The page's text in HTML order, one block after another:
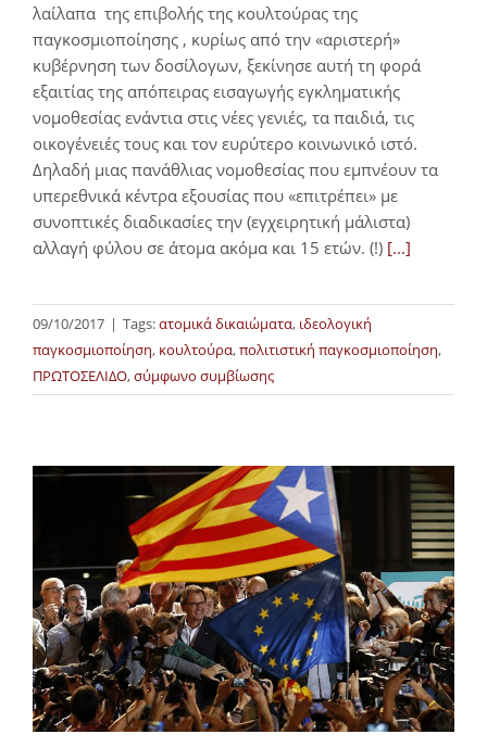
λαίλαπα της επιβολής της κουλτούρας της
παγκοσμιοποίησης , κυρίως από την «αριστερή»
κυβέρνηση των δοσίλογων, ξεκίνησε αυτή τη φορά
εξαιτίας της απόπειρας εισαγωγής εγκληματικής
νομοθεσίας ενάντια στις νέες γενιές, τα παιδιά, τις
οικογένειές τους και τον ευρύτερο κοινωνικό ιστό.
Δηλαδή μιας πανάθλιας νομοθεσίας που εμπνέουν τα
υπερεθνικά κέντρα εξουσίας που «επιτρέπει» με
συνοπτικές διαδικασίες την (εγχειρητική μάλιστα)
αλλαγή φύλου σε άτομα ακόμα και 15 ετών. (!) [...]
09/10/2017 | Tags:ατομικά δικαιώματα, ιδεολογική
παγκοσμιοποίηση, κουλτούρα,πολιτιστική παγκοσμιοποίηση,
ΠΡΩΤΟΣΕΛΙΔΟ,σύμφωνο συμβίωσης